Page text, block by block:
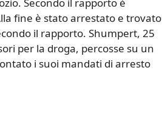
Secondo il rapporto è
fine è stato arrestato e trovato
il rapporto. Shumpert, 25
per la droga, percosse su un
i suoi mandati di arresto